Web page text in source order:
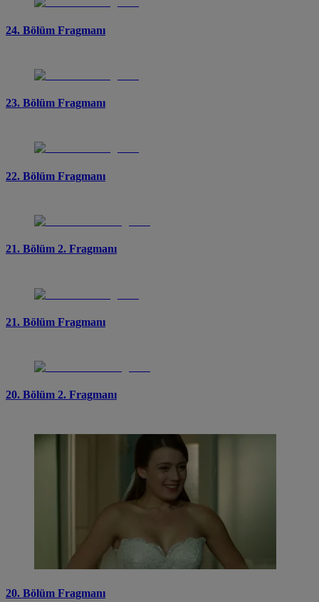
24. Bölüm Fragmanı
23. Bölüm Fragmanı
22. Bölüm Fragmanı
21. Bölüm 2. Fragmanı
21. Bölüm Fragmanı
20. Bölüm 2. Fragmanı
20. Bölüm Fragmanı